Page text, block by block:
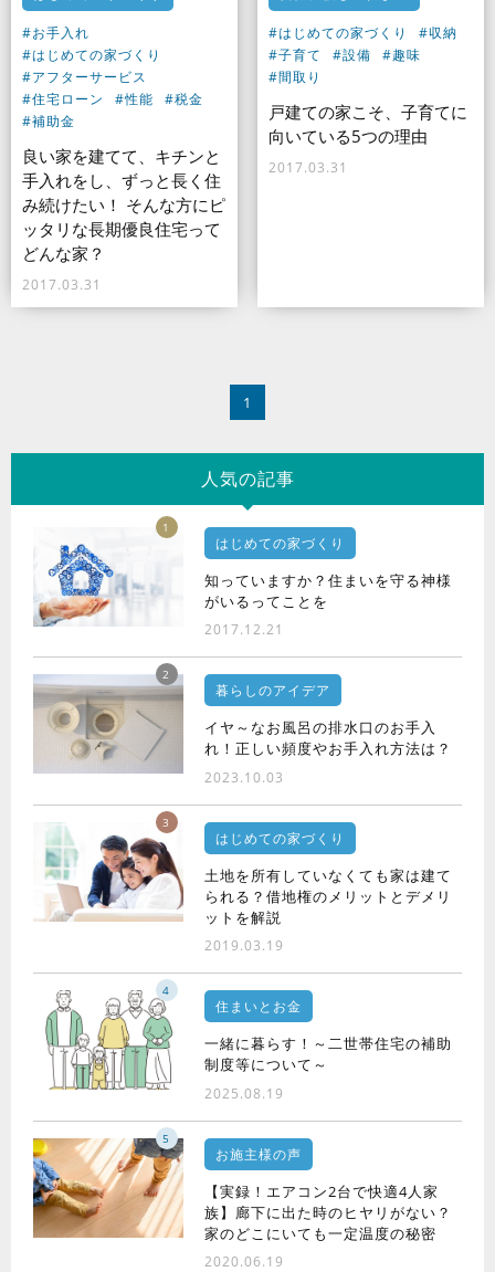
#お手入れ
#はじめての家づくり
#アフターサービス
#住宅ローン
#性能
#税金
#補助金
良い家を建てて、キチンと
手入れをし、ずっと長く住
み続けたい！ そんな方にピ
ッタリな長期優良住宅って
どんな家？
2017.03.31
#はじめての家づくり
#収納
#子育て
#設備
#趣味
#間取り
戸建ての家こそ、子育てに
向いている5つの理由
2017.03.31
1
人気の記事
1
はじめての家づくり
知っていますか？住まいを守る神様
がいるってことを
2017.12.21
2
暮らしのアイデア
イヤ～なお風呂の排水口のお手入
れ！正しい頻度やお手入れ方法は？
2023.10.03
3
はじめての家づくり
土地を所有していなくても家は建て
られる？借地権のメリットとデメリ
ットを解説
2019.03.19
4
住まいとお金
一緒に暮らす！～二世帯住宅の補助
制度等について～
2025.08.19
5
お施主様の声
【実録！エアコン2台で快適4人家
族】廊下に出た時のヒヤリがない？
家のどこにいても一定温度の秘密
2020.06.19